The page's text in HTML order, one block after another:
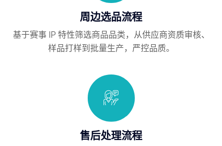
周边选品流程
基于赛事 IP 特性筛选商品品类，从供应商资质审核、
样品打样到批量生产，严控品质。
售后处理流程